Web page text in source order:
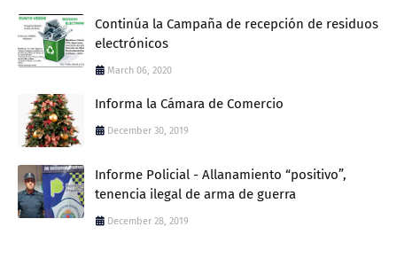
Continúa la Campaña de recepción de residuos
electrónicos
March 06, 2020
Informa la Cámara de Comercio
December 30, 2019
Informe Policial - Allanamiento “positivo”,
tenencia ilegal de arma de guerra
December 28, 2019